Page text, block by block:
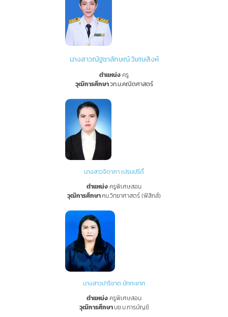
นางสาวณัฐชาลักษณ์ วิเศษสิงห์
ตำแหน่งครู
วุฒิการศึกษาวท.บ.คณิตศาสตร์
นางสาวจิดาภา เปรมปรีดิ์
ตำแหน่งครูพิเศษสอน
วุฒิการศึกษาคบ.วิทยาศาสตร์ (ฟิสิกส์)
นางสาวปาริชาต มัททะยาท
ตำแหน่งครูพิเศษสอน
วุฒิการศึกษาบช.บ.การบัญชี